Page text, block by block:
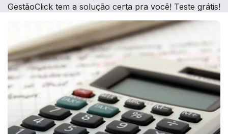
GestãoClick tem a solução certa pra você! Teste grátis!